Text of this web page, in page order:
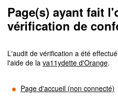
Page(s) ayant fait
vérification de
L'audit de vérification a été
l'aide de la va11ydette d'Orange.
Page d'accueil (non connecté)